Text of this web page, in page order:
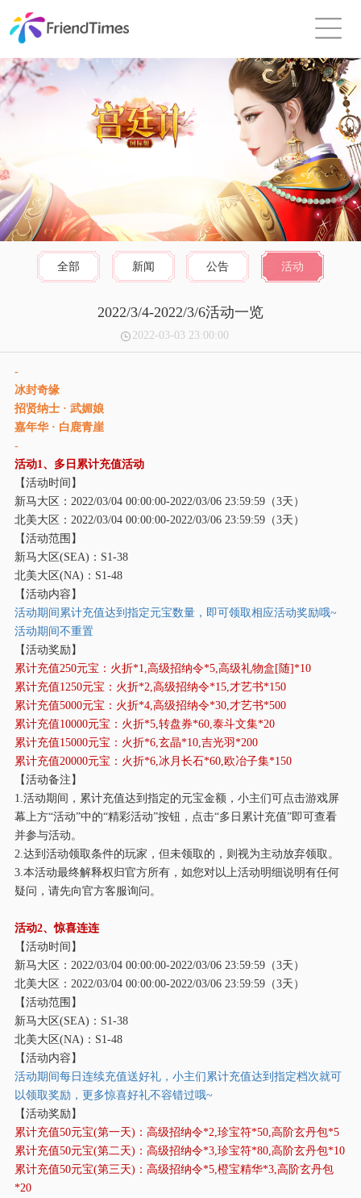
全部 新闻 公告 活动
2022/3/4-2022/3/6活动一览
2022-03-03 23:00:00
-
冰封奇缘
招贤纳士 · 武媚娘
嘉年华· 白鹿青崖
-
活动1、多日累计充值活动
【活动时间】
新马大区： 2022/03/04 00:00:00-2022/03/06 23:59:59（3天）
北美大区： 2022/03/04 00:00:00-2022/03/06 23:59:59（3天）
【活动范围】
新马大区(SEA)：S1-38
北美大区(NA)：S1-48
【活动内容】
活动期间累计充值达到指定元宝数量，即可领取相应活动奖励哦~
活动期间不重置
【活动奖励】
累计充值250元宝：火折*1,高级招纳令*5,高级礼物盒[随]*10
累计充值1250元宝：火折*2,高级招纳令*15,才艺书*150
累计充值5000元宝：火折*4,高级招纳令*30,才艺书*500
累计充值10000元宝：火折*5,转盘券*60,泰斗文集*20
累计充值15000元宝：火折*6,玄晶*10,吉光羽*200
累计充值20000元宝：火折*6,冰月长石*60,欧冶子集*150
【活动备注】
1.活动期间，累计充值达到指定的元宝金额，小主们可点击游戏屏
幕上方“活动”中的“精彩活动”按钮，点击“多日累计充值”即可查看
并参与活动。
2.达到活动领取条件的玩家，但未领取的，则视为主动放弃领取。
3.本活动最终解释权归官方所有，如您对以上活动明细说明有任何
疑问，请先向官方客服询问。
活动2、惊喜连连
【活动时间】
新马大区： 2022/03/04 00:00:00-2022/03/06 23:59:59（3天）
北美大区： 2022/03/04 00:00:00-2022/03/06 23:59:59（3天）
【活动范围】
新马大区(SEA)：S1-38
北美大区(NA)：S1-48
【活动内容】
活动期间每日连续充值送好礼，小主们累计充值达到指定档次就可
以领取奖励，更多惊喜好礼不容错过哦~
【活动奖励】
累计充值50元宝(第一天)：高级招纳令*2,珍宝符*50,高阶玄丹包*5
累计充值50元宝(第二天)：高级招纳令*3,珍宝符*80,高阶玄丹包*10
累计充值50元宝(第三天)：高级招纳令*5,橙宝精华*3,高阶玄丹包
*20